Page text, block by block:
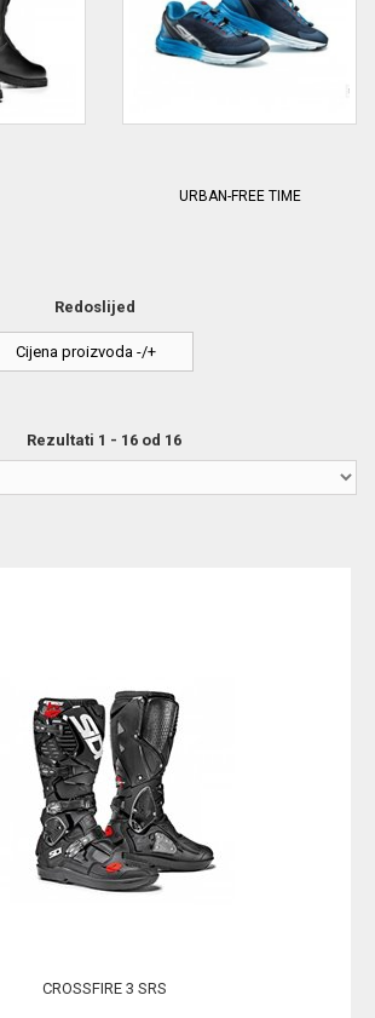
URBAN-FREE TIME
Redoslijed
Cijena proizvoda -/+
Rezultati 1 - 16 od 16
CROSSFIRE 3 SRS